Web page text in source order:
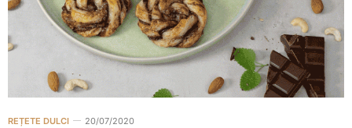
REȚETE DULCI 20/07/2020